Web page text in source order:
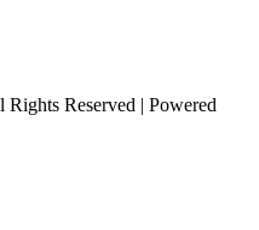
Reserved | Powered